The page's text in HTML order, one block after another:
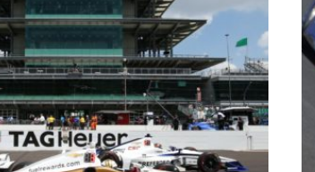
varie 2 ruote